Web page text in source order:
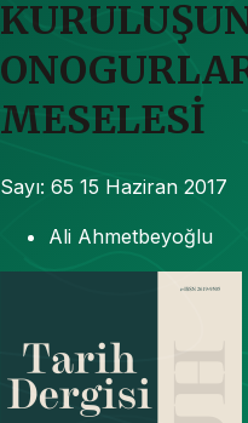
MESELESİ
Sayı: 65 15 Haziran 2017
Ali Ahmetbeyoğlu